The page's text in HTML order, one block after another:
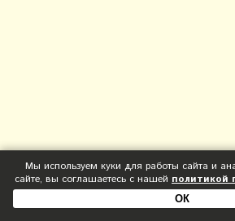
Мы используем куки для работы сайта и
сайте, вы соглашаетесь с нашей политикой
ОК